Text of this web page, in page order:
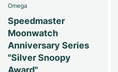
Omega
Speedmaster
Moonwatch
Anniversary Series
"Silver Snoopy
Award"